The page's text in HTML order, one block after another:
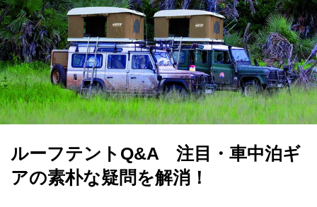
ルーフテントQ&A 注目・車中泊ギ
アの素朴な疑問を解消！